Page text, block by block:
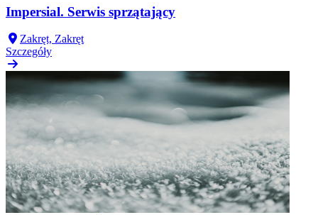
Impersial. Serwis sprzątający
Zakręt, Zakręt
Szczegóły